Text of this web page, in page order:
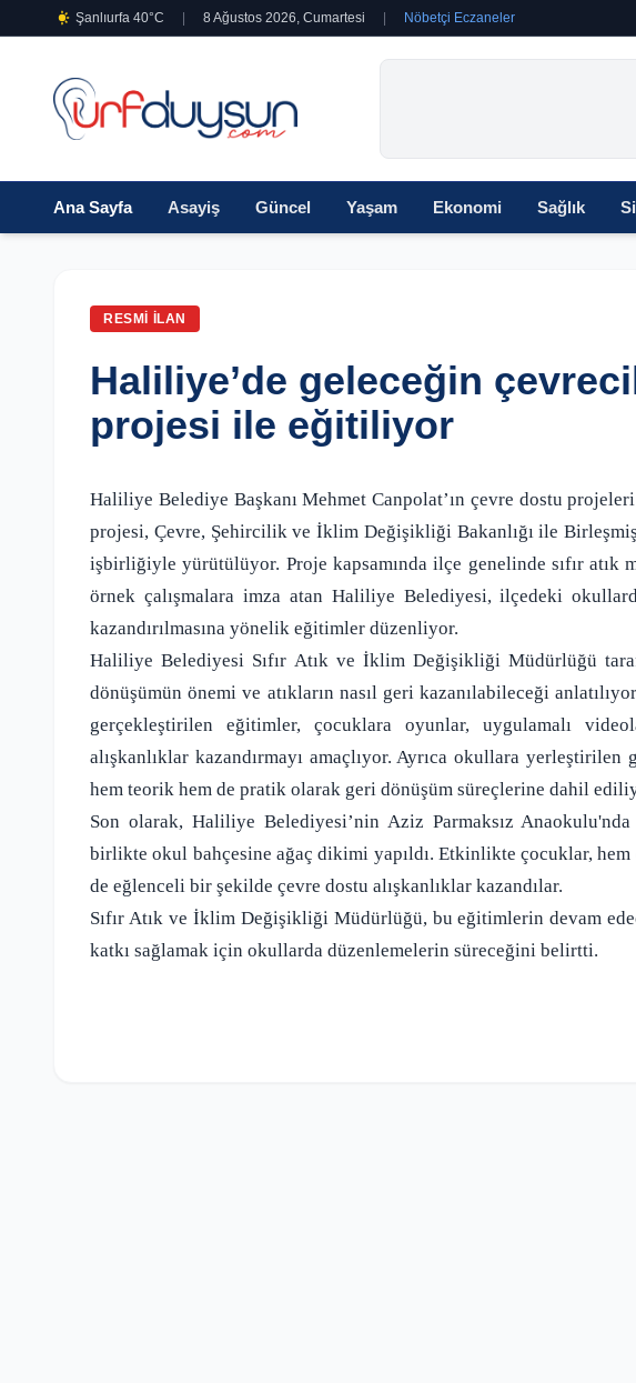
Şanlıurfa 40°C 8 Ağustos 2026, Cumartesi Nöbetçi Eczaneler
Ana Sayfa Asayiş Güncel Yaşam Ekonomi Sağlık
RESMI İLAN
Haliliye’de geleceğin
projesi ile eğitiliyor
Haliliye Belediye Başkanı Mehmet Canpolat’ın çevre dostu
projesi, Çevre, Şehircilik ve İklim Değişikliği Bakanlığı ile
işbirliğiyle yürütülüyor. Proje kapsamında ilçe genelinde sıfır
örnek çalışmalara imza atan Haliliye Belediyesi, ilçedeki
kazandırılmasına yönelik eğitimler düzenliyor.
Haliliye Belediyesi Sıfır Atık ve İklim Değişikliği Müdürlüğü
dönüşümün önemi ve atıkların nasıl geri kazanılabileceği
gerçekleştirilen eğitimler, çocuklara oyunlar, uygulamalı
alışkanlıklar kazandırmayı amaçlıyor. Ayrıca okullara
hem teorik hem de pratik olarak geri dönüşüm süreçlerine dahil
Son olarak, Haliliye Belediyesi’nin Aziz Parmaksız
birlikte okul bahçesine ağaç dikimi yapıldı. Etkinlikte çocuklar,
de eğlenceli bir şekilde çevre dostu alışkanlıklar kazandılar.
Sıfır Atık ve İklim Değişikliği Müdürlüğü, bu eğitimlerin devam
katkı sağlamak için okullarda düzenlemelerin süreceğini belirtti.